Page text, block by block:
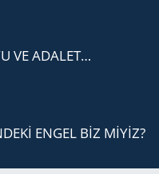
VE ADA­LET…
ENGEL BİZ MİYİZ?